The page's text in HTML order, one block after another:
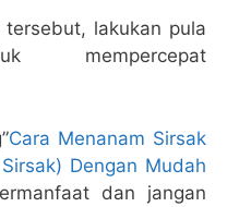
lakukan pula
mempercepat
Cara Menanam Sirsak
Dengan Mudah
dan jangan